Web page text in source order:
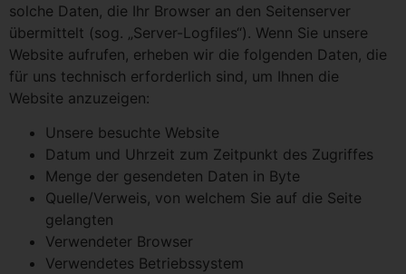
solche Daten, die Ihr Browser an den Seitenserver
übermittelt (sog. „Server-Logfiles“). Wenn Sie unsere
Website aufrufen, erheben wir die folgenden Daten, die
für uns technisch erforderlich sind, um Ihnen die
Website anzuzeigen:
Unsere besuchte Website
Datum und Uhrzeit zum Zeitpunkt des Zugriffes
Menge der gesendeten Daten in Byte
Quelle/Verweis, von welchem Sie auf die Seite
gelangten
Verwendeter Browser
Verwendetes Betriebssystem